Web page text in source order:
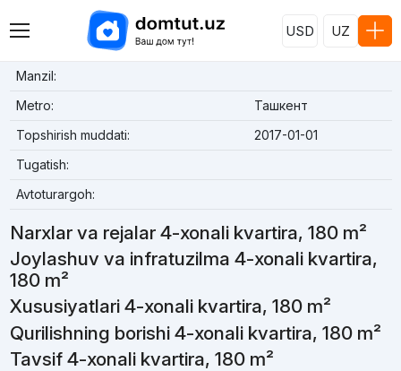
USD UZ
Manzil:
Metro:
Ташкент
Topshirish muddati:
2017-01-01
Tugatish:
Avtoturargoh:
Narxlar va rejalar 4-xonali kvartira, 180 m²
Joylashuv va infratuzilma 4-xonali kvartira,
180 m²
Xususiyatlari 4-xonali kvartira, 180 m²
Qurilishning borishi 4-xonali kvartira, 180 m²
Tavsif 4-xonali kvartira, 180 m²